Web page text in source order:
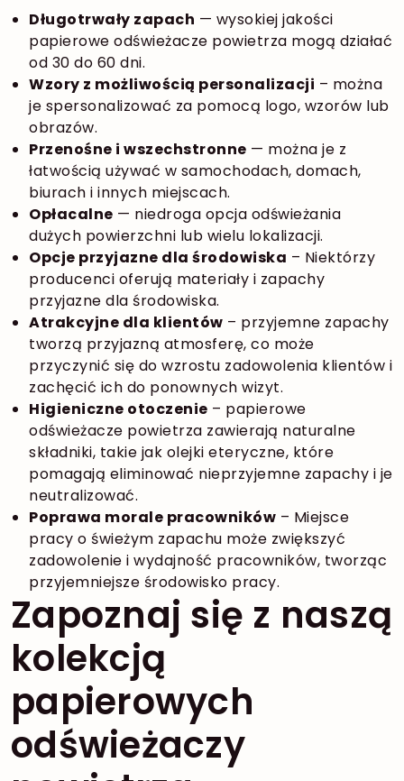
Długotrwały zapach — wysokiej jakości
papierowe odświeżacze powietrza mogą działać
od 30 do 60 dni.
Wzory z możliwością personalizacji – można
je spersonalizować za pomocą logo, wzorów lub
obrazów.
Przenośne i wszechstronne — można je z
łatwością używać w samochodach, domach,
biurach i innych miejscach.
Opłacalne — niedroga opcja odświeżania
dużych powierzchni lub wielu lokalizacji.
Opcje przyjazne dla środowiska – Niektórzy
producenci oferują materiały i zapachy
przyjazne dla środowiska.
Atrakcyjne dla klientów – przyjemne zapachy
tworzą przyjazną atmosferę, co może
przyczynić się do wzrostu zadowolenia klientów i
zachęcić ich do ponownych wizyt.
Higieniczne otoczenie – papierowe
odświeżacze powietrza zawierają naturalne
składniki, takie jak olejki eteryczne, które
pomagają eliminować nieprzyjemne zapachy i je
neutralizować.
Poprawa morale pracowników – Miejsce
pracy o świeżym zapachu może zwiększyć
zadowolenie i wydajność pracowników, tworząc
przyjemniejsze środowisko pracy.
Zapoznaj się z naszą
kolekcją
papierowych
odświeżaczy